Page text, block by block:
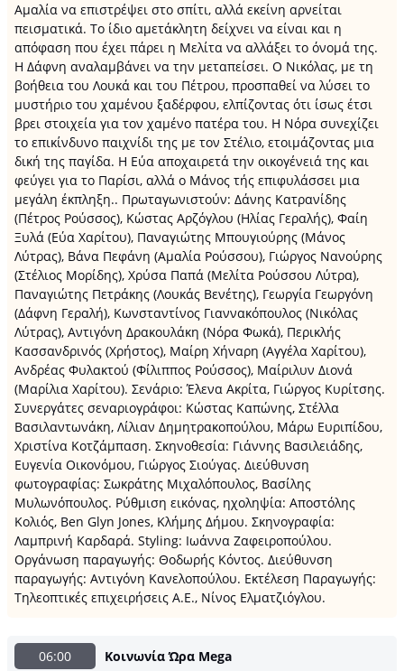
Αμαλία να επιστρέψει στο σπίτι, αλλά εκείνη αρνείται
πεισματικά. Το ίδιο αμετάκλητη δείχνει να είναι και η
απόφαση που έχει πάρει η Μελίτα να αλλάξει το όνομά της.
Η Δάφνη αναλαμβάνει να την μεταπείσει. Ο Νικόλας, με τη
βοήθεια του Λουκά και του Πέτρου, προσπαθεί να λύσει το
μυστήριο του χαμένου ξαδέρφου, ελπίζοντας ότι ίσως έτσι
βρει στοιχεία για τον χαμένο πατέρα του. Η Νόρα συνεχίζει
το επικίνδυνο παιχνίδι της με τον Στέλιο, ετοιμάζοντας μια
δική της παγίδα. Η Εύα αποχαιρετά την οικογένειά της και
φεύγει για το Παρίσι, αλλά ο Μάνος τής επιφυλάσσει μια
μεγάλη έκπληξη.. Πρωταγωνιστούν: Δάνης Κατρανίδης
(Πέτρος Ρούσσος), Κώστας Αρζόγλου (Ηλίας Γεραλής), Φαίη
Ξυλά (Εύα Χαρίτου), Παναγιώτης Μπουγιούρης (Μάνος
Λύτρας), Βάνα Πεφάνη (Αμαλία Ρούσσου), Γιώργος Νανούρης
(Στέλιος Μορίδης), Χρύσα Παπά (Μελίτα Ρούσσου Λύτρα),
Παναγιώτης Πετράκης (Λουκάς Βενέτης), Γεωργία Γεωργόνη
(Δάφνη Γεραλή), Κωνσταντίνος Γιαννακόπουλος (Νικόλας
Λύτρας), Αντιγόνη Δρακουλάκη (Νόρα Φωκά), Περικλής
Κασσανδρινός (Χρήστος), Μαίρη Χήναρη (Αγγέλα Χαρίτου),
Ανδρέας Φυλακτού (Φίλιππος Ρούσσος), Μαίριλυν Διονά
(Μαρίλια Χαρίτου). Σενάριο: Έλενα Ακρίτα, Γιώργος Κυρίτσης.
Συνεργάτες σεναριογράφοι: Κώστας Καπώνης, Στέλλα
Βασιλαντωνάκη, Λίλιαν Δημητρακοπούλου, Μάρω Ευριπίδου,
Χριστίνα Κοτζάμπαση. Σκηνοθεσία: Γιάννης Βασιλειάδης,
Ευγενία Οικονόμου, Γιώργος Σιούγας. Διεύθυνση
φωτογραφίας: Σωκράτης Μιχαλόπουλος, Βασίλης
Μυλωνόπουλος. Ρύθμιση εικόνας, ηχοληψία: Αποστόλης
Κολιός, Ben Glyn Jones, Κλήμης Δήμου. Σκηνογραφία:
Λαμπρινή Καρδαρά. Styling: Ιωάννα Ζαφειροπούλου.
Οργάνωση παραγωγής: Θοδωρής Κόντος. Διεύθυνση
παραγωγής: Αντιγόνη Κανελοπούλου. Εκτέλεση Παραγωγής:
Τηλεοπτικές επιχειρήσεις Α.Ε., Νίνος Ελματζιόγλου.
06:00
Κοινωνία Ώρα Μega